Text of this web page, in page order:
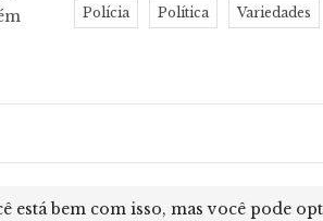
Polícia Política Variedades
bem com isso, mas você pode